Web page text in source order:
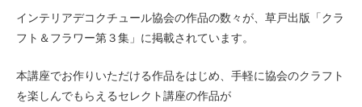
インテリアデコクチュール協会の作品の数々が、草戸出版「クラ
フト＆フラワー第３集」に掲載されています。
本講座でお作りいただける作品をはじめ、手軽に協会のクラフト
を楽しんでもらえるセレクト講座の作品が